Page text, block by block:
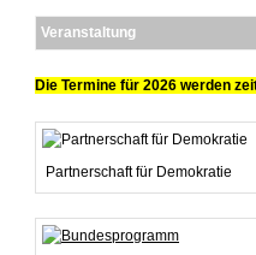
Veranstaltung
Die Termine für 2026 werden
Partnerschaft für Demokratie